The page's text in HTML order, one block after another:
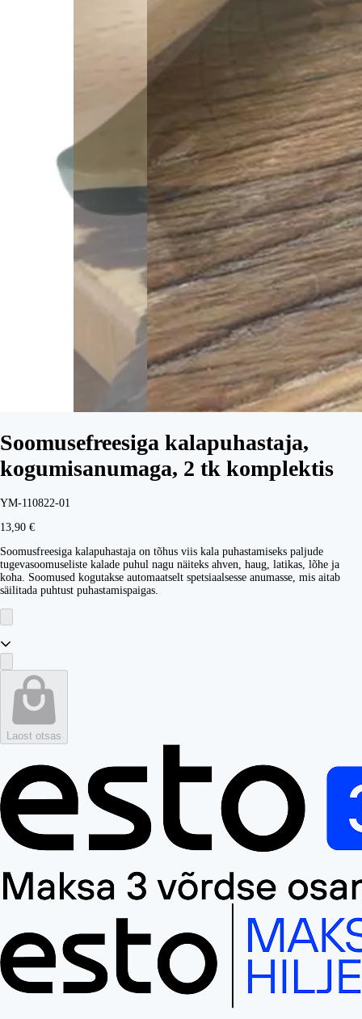
Soomusefreesiga kalapuhastaja,
kogumisanumaga, 2 tk komplektis
YM-110822-01
13,90 €
Soomusfreesiga kalapuhastaja on tõhus viis kala puhastamiseks paljude
tugevasoomuseliste kalade puhul nagu näiteks ahven, haug, latikas, lõhe ja
koha. Soomused kogutakse automaatselt spetsiaalsesse anumasse, mis aitab
säilitada puhtust puhastamispaigas.
Laost otsas